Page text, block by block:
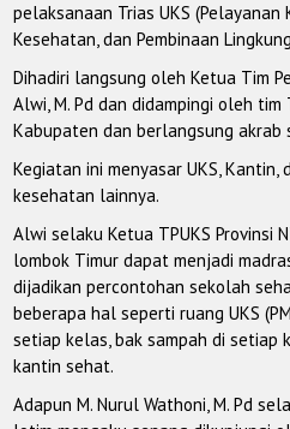
pelaksanaan Trias UKS (Pelayanan
Kesehatan, dan Pembinaan
Dihadiri langsung oleh Ketua Tim
Alwi, M. Pd dan didampingi oleh tim
Kabupaten dan berlangsung akrab
Kegiatan ini menyasar UKS,
kesehatan lainnya.
Alwi selaku Ketua TPUKS Provinsi
lombok Timur dapat menjadi
dijadikan percontohan sekolah
beberapa hal seperti ruang UKS
setiap kelas, bak sampah di setiap
kantin sehat.
Adapun M. Nurul Wathoni, M. Pd